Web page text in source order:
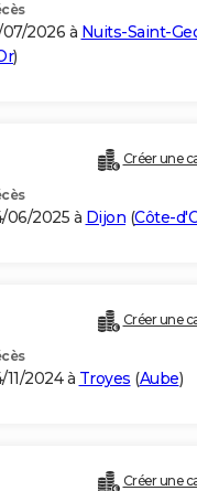
07/2026 à Nuits-Saint-
)
Créer une
06/2025 à Dijon (Côte-
Créer une
11/2024 à Troyes (Aube)
Créer une